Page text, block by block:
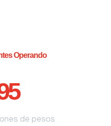
Operando
de pesos